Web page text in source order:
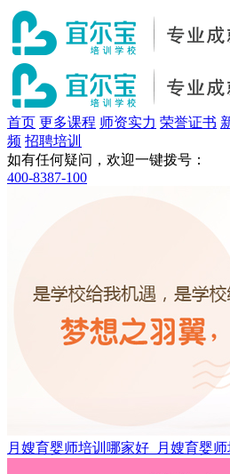
首页 更多课程 师资实力 荣誉证书
频 招聘培训
如有任何疑问，欢迎一键拨号：
400-8387-100
月嫂育婴师培训哪家好_月嫂育婴